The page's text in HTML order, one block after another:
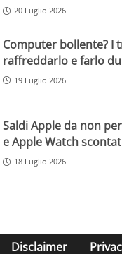
20 Luglio 2026
Computer bollente? I
raffreddarlo e farlo
19 Luglio 2026
Saldi Apple da non
e Apple Watch
18 Luglio 2026
Disclaimer